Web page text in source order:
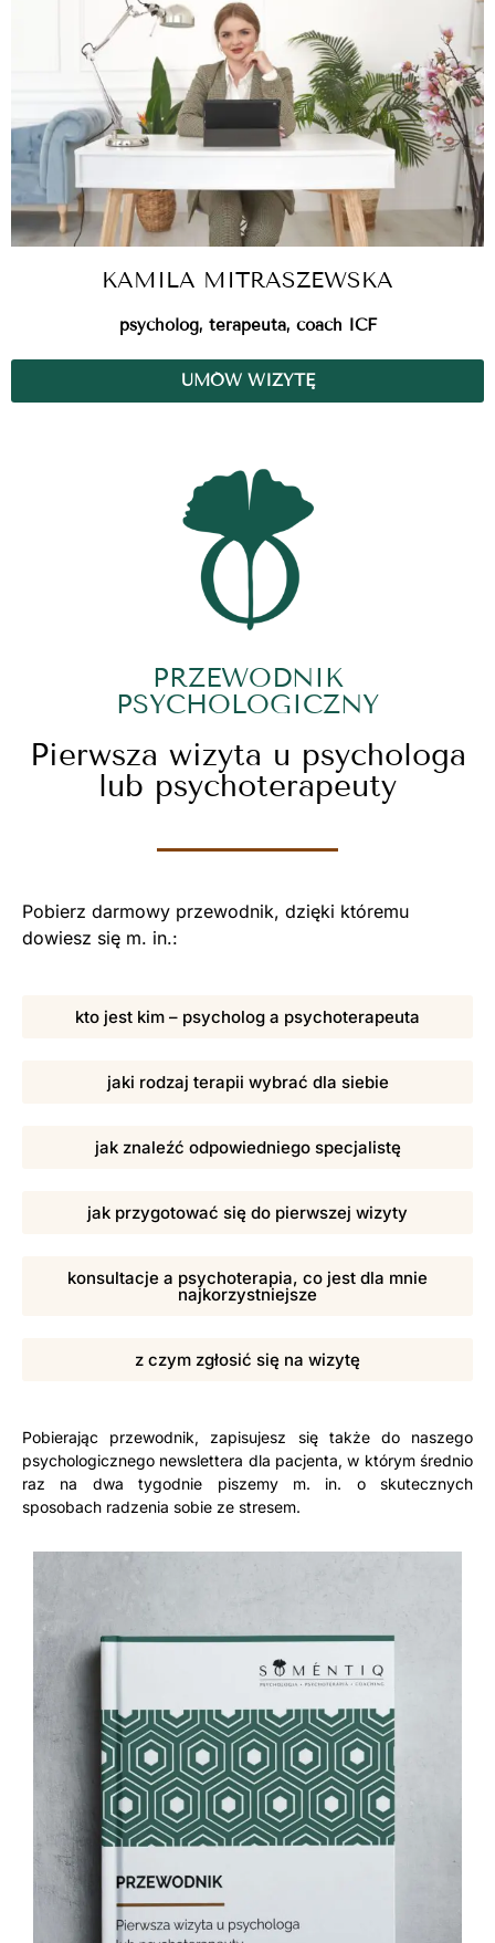
KAMILA MITRASZEWSKA
psycholog, terapeuta, coach ICF
UMÓW WIZYTĘ
PRZEWODNIK
PSYCHOLOGICZNY
Pierwsza wizyta u psychologa
lub psychoterapeuty
Pobierz darmowy przewodnik, dzięki któremu
dowiesz się m. in.:
kto jest kim – psycholog a psychoterapeuta
jaki rodzaj terapii wybrać dla siebie
jak znaleźć odpowiedniego specjalistę
jak przygotować się do pierwszej wizyty
konsultacje a psychoterapia, co jest dla mnie
najkorzystniejsze
z czym zgłosić się na wizytę
Pobierając przewodnik, zapisujesz się także do naszego
psychologicznego newslettera dla pacjenta, w którym średnio
raz na dwa tygodnie piszemy m. in. o skutecznych
sposobach radzenia sobie ze stresem.